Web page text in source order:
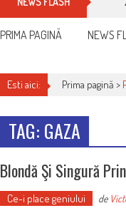
PRIMA PAGINĂ NEWS
Esti aici: Prima pagină >
TAG: GAZA
Blondă Şi Singură
Ce-i place geniului de